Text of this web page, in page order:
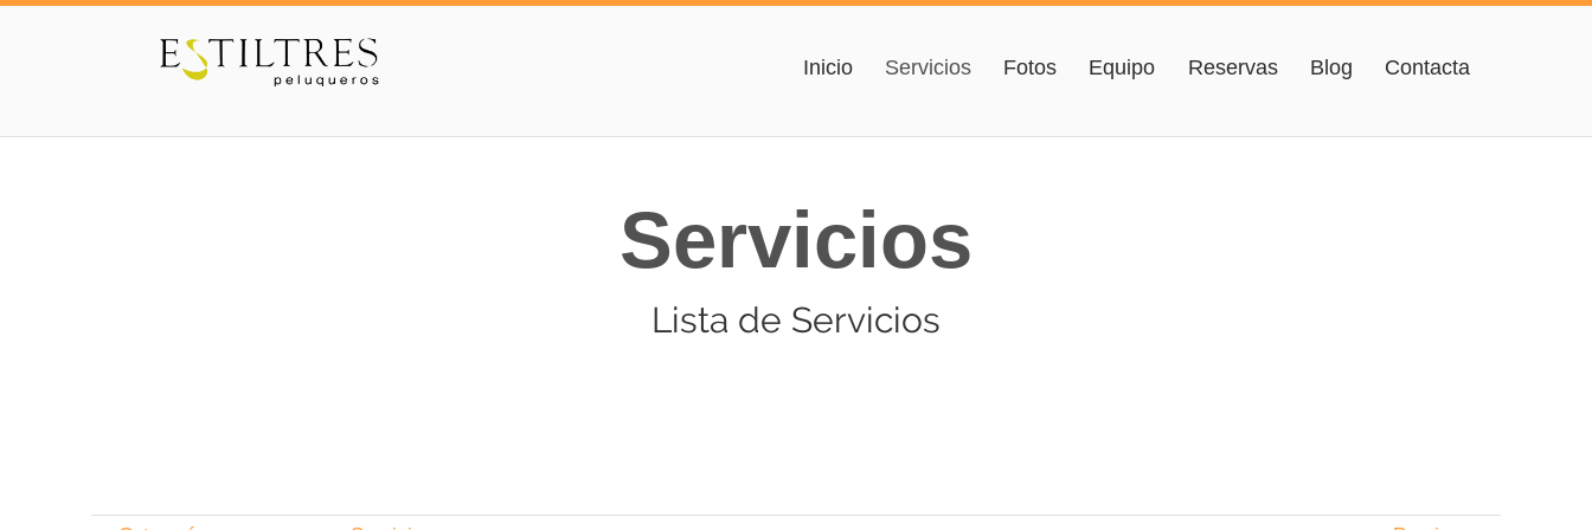
Inicio Servicios Fotos Equipo Reservas Blog Contacta
Servicios
Lista de Servicios